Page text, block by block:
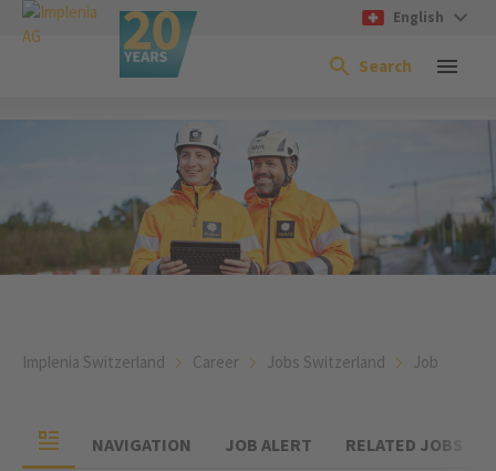
English
Search
Implenia Switzerland Career Jobs Switzerland Job
NAVIGATION JOB ALERT RELATED JOBS